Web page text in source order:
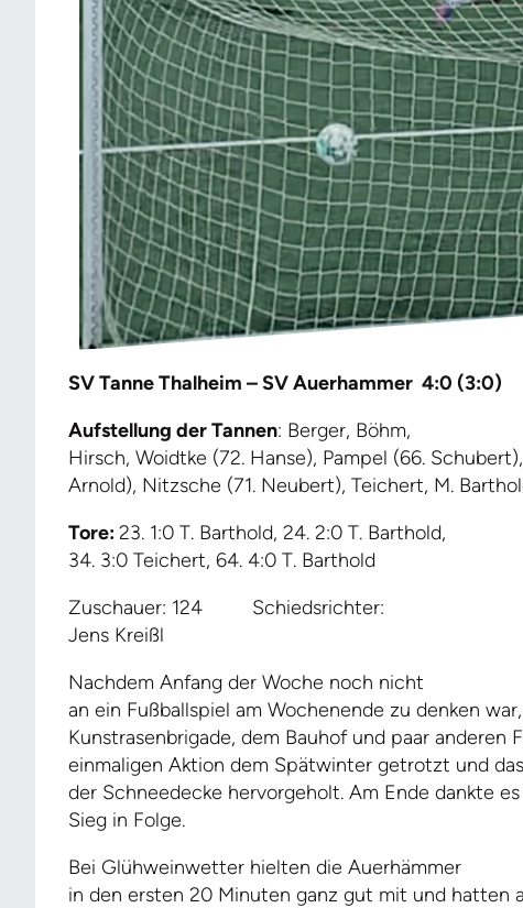
SV Tanne Thalheim – SV Auerhammer 4:0 (3:0)
Aufstellung der Tannen: Berger, Böhm,
Hirsch, Woidtke (72. Hanse), Pampel (66.
Arnold), Nitzsche (71. Neubert), Teichert, M.
Tore:23. 1:0 T. Barthold, 24. 2:0 T. Barthold,
34. 3:0 Teichert, 64. 4:0 T. Barthold
Zuschauer: 124 Schiedsrichter:
Jens Kreißl
Nachdem Anfang der Woche noch nicht
an ein Fußballspiel am Wochenende zu denken
Kunstrasenbrigade, dem Bauhof und paar anderen
einmaligen Aktion dem Spätwinter getrotzt und
der Schneedecke hervorgeholt. Am Ende dankte
Sieg in Folge.
Bei Glühweinwetter hielten die Auerhämmer
in den ersten 20 Minuten ganz gut mit und hatten